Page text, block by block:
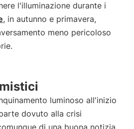
l'illuminazione durante i
, in autunno e primavera,
meno pericoloso
luminoso all'inizio
dovuto alla crisi
di una buona notizia